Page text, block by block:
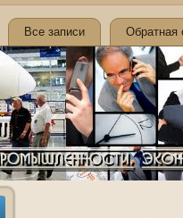
Все записи Обратная